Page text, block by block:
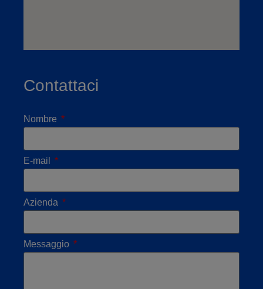
Contattaci
Nombre
E-mail
Azienda
Messaggio